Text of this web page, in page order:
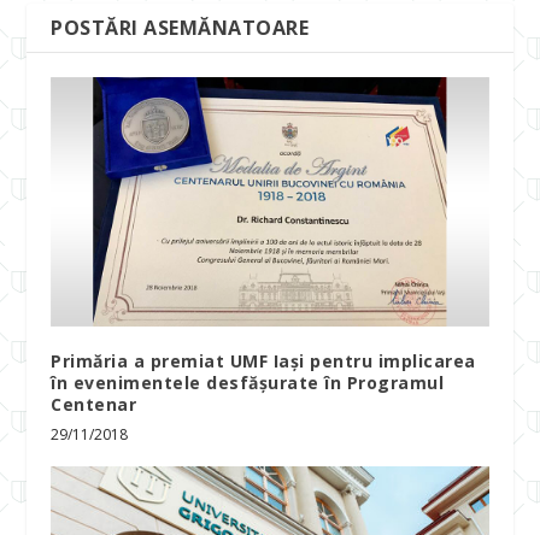
POSTĂRI ASEMĂNATOARE
Primăria a premiat UMF Iași pentru implicarea
în evenimentele desfășurate în Programul
Centenar
29/11/2018